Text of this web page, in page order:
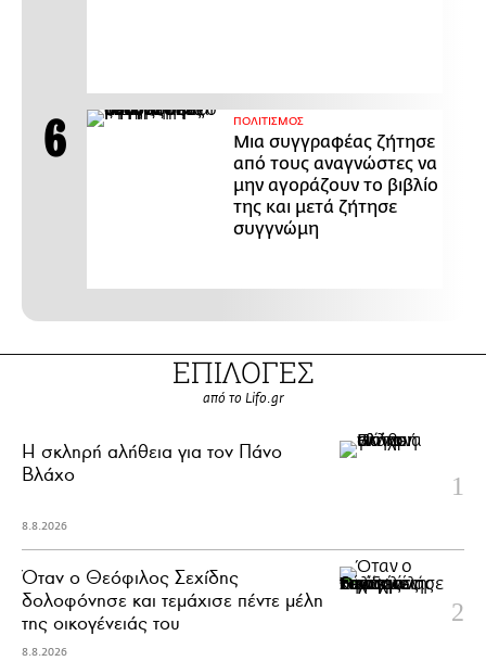
ΠΟΛΙΤΙΣΜΟΣ
Μια συγγραφέας ζήτησε
από τους αναγνώστες να
μην αγοράζουν το βιβλίο
της και μετά ζήτησε
συγγνώμη
ΕΠΙΛΟΓΕΣ
από το Lifo.gr
H σκληρή αλήθεια για τον Πάνο
Βλάχο
8.8.2026
Όταν ο Θεόφιλος Σεχίδης
δολοφόνησε και τεμάχισε πέντε μέλη
της οικογένειάς του
8.8.2026